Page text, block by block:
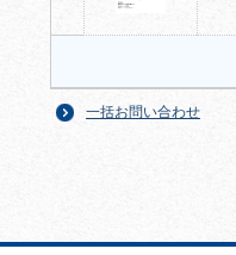
一括お問い合わせ